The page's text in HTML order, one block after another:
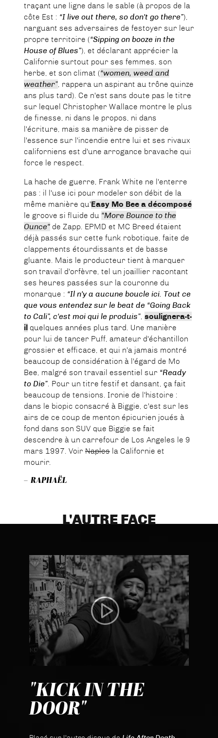
traçant une ligne dans le sable (à propos de la
côte Est : “I live out there, so don't go there”),
narguant ses adversaires de festoyer sur leur
propre territoire (“Sipping on booze in the
House of Blues”), et déclarant apprécier la
Californie surtout pour ses femmes, son
herbe, et son climat (“women, weed and
weather”, rappera un aspirant au trône quinze
ans plus tard). Ce n'est sans doute pas le titre
sur lequel Christopher Wallace montre le plus
de finesse, ni dans le propos, ni dans
l'écriture, mais sa manière de pisser de
l'essence sur l'incendie entre lui et ses rivaux
californiens est d'une arrogance bravache qui
force le respect.
La hache de guerre, Frank White ne l'enterre
pas : il l'use ici pour modeler son débit de la
même manière qu'Easy Mo Bee a décomposé
le groove si fluide du "More Bounce to the
Ounce" de Zapp. EPMD et MC Breed étaient
déjà passés sur cette funk robotique, faite de
clappements étourdissants et de basse
gluante. Mais le producteur tient à marquer
son travail d'orfèvre, tel un joaillier racontant
ses heures passées sur la couronne du
monarque : “Il n'y a aucune boucle ici. Tout ce
que vous entendez sur le beat de “Going Back
to Cali”, c'est moi qui le produis”, soulignera-t-
il quelques années plus tard. Une manière
pour lui de tancer Puff, amateur d'échantillon
grossier et efficace, et qui n'a jamais montré
beaucoup de considération à l'égard de Mo
Bee, malgré son travail essentiel sur “Ready
to Die”. Pour un titre festif et dansant, ça fait
beaucoup de tensions. Ironie de l'histoire :
dans le biopic consacré à Biggie, c'est sur les
airs de ce coup de menton épicurien joués à
fond dans son SUV que Biggie se fait
descendre à un carrefour de Los Angeles le 9
mars 1997. Voir Naples la Californie et
mourir.
– RAPHAËL
L'AUTRE FACE
"KICK IN THE
DOOR"